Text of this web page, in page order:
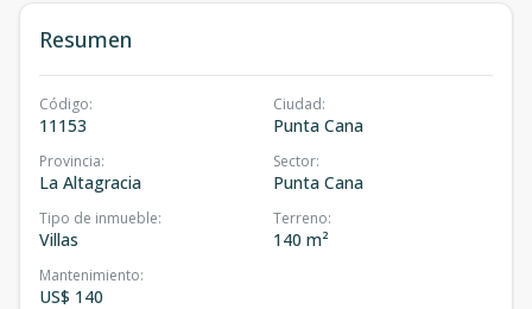
Resumen
Código:
11153
Ciudad:
Punta Cana
Provincia:
La Altagracia
Sector:
Punta Cana
Tipo de inmueble:
Villas
Terreno:
140 m²
Mantenimiento:
US$ 140